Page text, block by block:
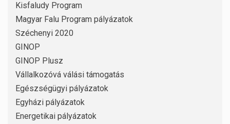
Kisfaludy Program
Magyar Falu Program pályázatok
Széchenyi 2020
GINOP
GINOP Plusz
Vállalkozóvá válási támogatás
Egészségügyi pályázatok
Egyházi pályázatok
Energetikai pályázatok